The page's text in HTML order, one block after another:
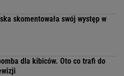
skomentowała swój występ w
dla kibiców. Oto co trafi do